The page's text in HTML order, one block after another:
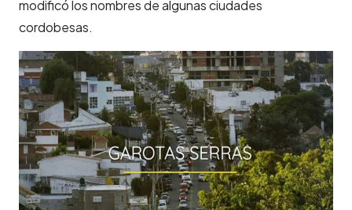
modificó los nombres de algunas ciudades
cordobesas.